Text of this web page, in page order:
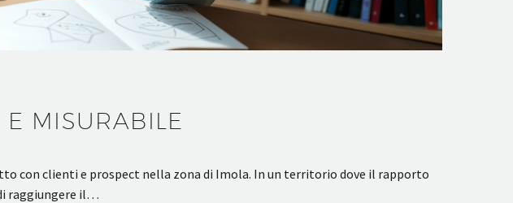
MISURABILE
con clienti e prospect nella zona di Imola. In un territorio dove il rapporto
raggiungere il…